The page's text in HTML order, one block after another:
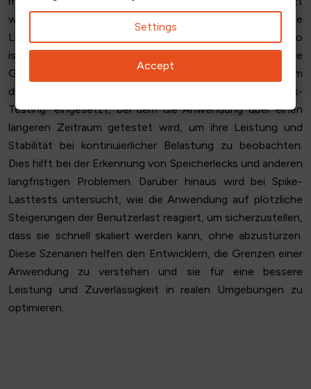
wird, um sicherzustellen, dass sie den Spitzenverkehr ohne
Leistungsprobleme bewältigen kann. Ein anderes Szenario
ist der "Breakpoint-Test", bei dem die Anwendung an ihre
Grenzen gebracht wird, um den Punkt zu ermitteln, an dem
die Leistung nachlässt. Häufig wird auch das "Soak-
Testing" eingesetzt, bei dem die Anwendung über einen
längeren Zeitraum getestet wird, um ihre Leistung und
Stabilität bei kontinuierlicher Belastung zu beobachten.
Dies hilft bei der Erkennung von Speicherlecks und anderen
langfristigen Problemen. Darüber hinaus wird bei Spike-
Lasttests untersucht, wie die Anwendung auf plötzliche
Steigerungen der Benutzerlast reagiert, um sicherzustellen,
dass sie schnell skaliert werden kann, ohne abzustürzen.
Diese Szenarien helfen den Entwicklern, die Grenzen einer
Anwendung zu verstehen und sie für eine bessere
Leistung und Zuverlässigkeit in realen Umgebungen zu
optimieren.
Settings
Accept